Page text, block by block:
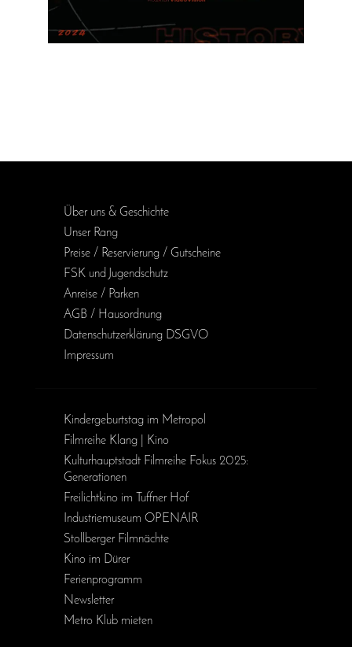
Über uns & Geschichte
Unser Rang
Preise / Reservierung / Gutscheine
FSK und Jugendschutz
Anreise / Parken
AGB / Haus­ordnung
Daten­schutz­erklärung DSGVO
Impressum
Kinder­geburts­tag im Metropol
Filmreihe Klang | Kino
Kulturhauptstadt Filmreihe Fokus 2025:
Generationen
Freilichtkino im Tuffner Hof
Industriemuseum OPENAIR
Stollberger Filmnächte
Kino im Dürer
Ferienprogramm
Newsletter
Metro Klub mieten